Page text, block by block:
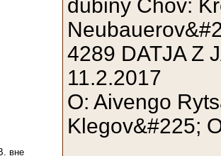
dubiny Chov:
4289 DATJA Z
11.2.2017
O: Aivengo
Klegov&#225;